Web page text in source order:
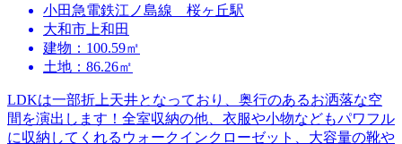
小田急電鉄江ノ島線 桜ヶ丘駅
大和市上和田
建物：100.59㎡
土地：86.26㎡
LDKは一部折上天井となっており、奥行のあるお洒落な空
間を演出します！全室収納の他、衣服や小物などもパワフル
に収納してくれるウォークインクローゼット、大容量の靴や